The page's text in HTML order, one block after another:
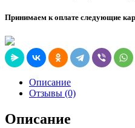
Принимаем к оплате следующие
Описание
Отзывы (0)
Описание